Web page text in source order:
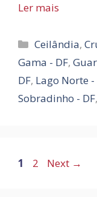
Ler mais
Categorias
Ceilândia,
Gama - DF,
DF, Lago Norte -
Sobradinho - DF,
Page
1 Page
2 Next →